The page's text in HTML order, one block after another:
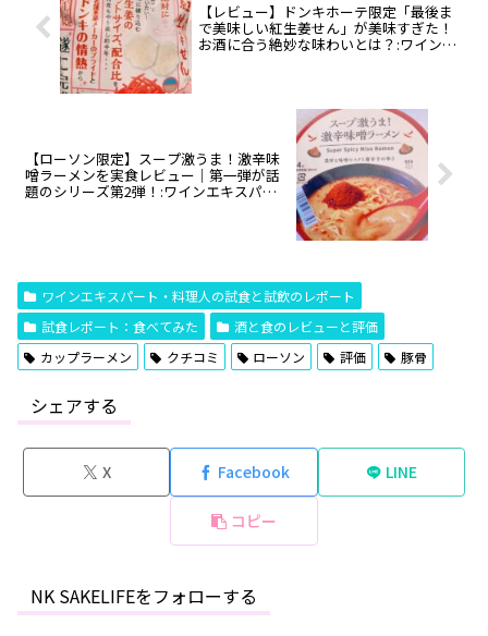
【レビュー】ドンキホーテ限定「最後ま
で美味しい紅生姜せん」が美味すぎた！
お酒に合う絶妙な味わいとは？:ワインエ
【ローソン限定】スープ激うま！激辛味
噌ラーメンを実食レビュー｜第一弾が話
題のシリーズ第2弾！:ワインエキスパー
ワインエキスパート・料理人の試食と試飲のレポート
試食レポート：食べてみた
酒と食のレビューと評価
カップラーメン
クチコミ ローソン 評価 豚骨
シェアする
X Facebook LINE
コピー
NK SAKELIFEをフォローする